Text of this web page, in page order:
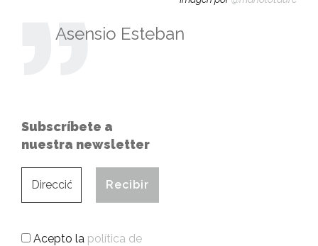
Asensio Esteban
Subscríbete a
nuestra newsletter
Acepto la política de